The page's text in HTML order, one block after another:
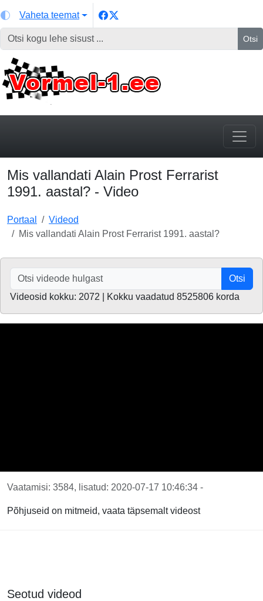
Vaheta teemat
Otsi
Mis vallandati Alain Prost Ferrarist
1991. aastal? - Video
Portaal
Videod
Mis vallandati Alain Prost Ferrarist 1991. aastal?
Otsi
Videosid kokku: 2072 | Kokku vaadatud 8525806 korda
Vaatamisi: 3584, lisatud: 2020-07-17 10:46:34 -
Põhjuseid on mitmeid, vaata täpsemalt videost
Seotud videod